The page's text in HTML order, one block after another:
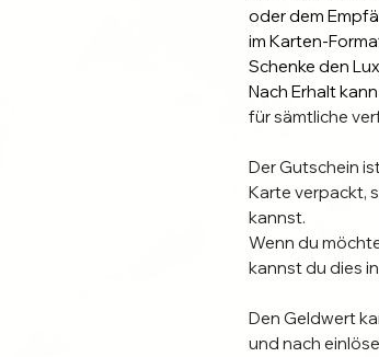
oder dem
im Karten-
Schenke den
Nach Erhalt
für sämtliche
Der Gutschein
Karte verpackt,
kannst.
Wenn du
kannst du dies
Den Geldwert
und nach